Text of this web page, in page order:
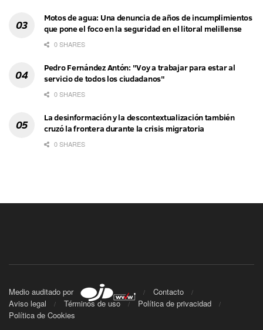
Motos de agua: Una denuncia de años de incumplimientos
que pone el foco en la seguridad en el litoral melillense
0 SHARES
Pedro Fernández Antón: "Voy a trabajar para estar al
servicio de todos los ciudadanos"
0 SHARES
La desinformación y la descontextualización también
cruzó la frontera durante la crisis migratoria
0 SHARES
Medio auditado por
Contacto
Aviso legal
Términos de uso
Política de privacidad
Política de Cookies